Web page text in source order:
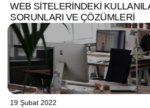
WEB SITELERINDEKI
SORUNLARI VE ÇÖZÜMLERI
19 Şubat 2022